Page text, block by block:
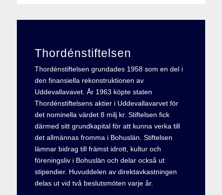
Thordénstiftelsen
Thordénstiftelsen grundades 1958 som en del i
den finansiella rekonstruktionen av
Uddevallavavet. År 1963 köpte staten
Thordénstiftelsens aktier i Uddevallavarvet för
det nominella värdet 8 milj kr. Stiftelsen fick
därmed sitt grundkapital för att kunna verka till
det allmännas fromma i Bohuslän. Stiftelsen
lämnar bidrag till främst idrott, kultur och
föreningsliv i Bohuslän och delar också ut
stipendier. Huvuddelen av direktavkastningen
delas ut vid två beslutsmöten varje år.